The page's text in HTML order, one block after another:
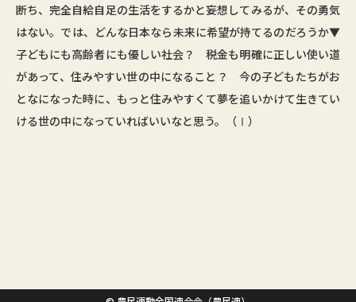
断ち、完全自給自足の生活をするかと妄想してみるが、その勇気
はない。では、どんな日本なら未来に希望が持てるのだろうか▼
子どもにも高齢者にも優しい社会？ 税金も明確に正しい使い道
があって、住みやすい世の中になること？ 今の子どもたちがお
となになった時に、もっと住みやすくて夢を追いかけて生きてい
ける世の中になっていればいいなと思う。（Ⅰ）